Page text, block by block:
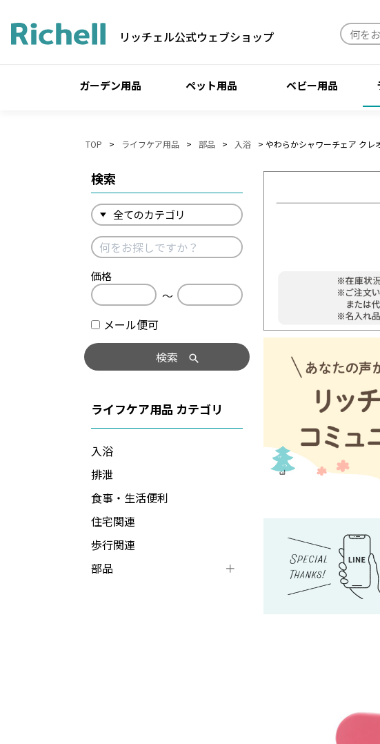
リッチェル公式ウェブショップ 検索
ガーデン用品 ペット用品 ベビー用品
TOP ライフケア用品 部品 入浴 やわらかシャワーチェア ク
検索
価格
〜
メール便可
検索
ライフケア用品
入浴
排泄
食事・生活便利
住宅関連
歩行関連
部品